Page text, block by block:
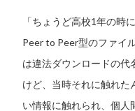
「ちょうど高校1年の時
Peer to Peer型のファイ
は違法ダウンロードの代
けど、当時それに触れた
い情報に触れられ、個人